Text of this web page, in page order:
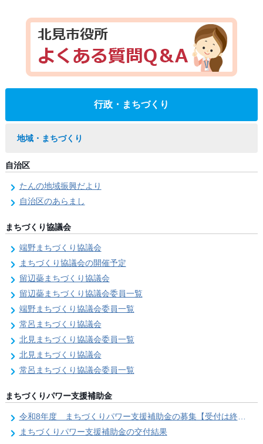
行政・まちづくり
地域・まちづくり
自治区
たんの地域振興だより
自治区のあらまし
まちづくり協議会
端野まちづくり協議会
まちづくり協議会の開催予定
留辺蘂まちづくり協議会
留辺蘂まちづくり協議会委員一覧
端野まちづくり協議会委員一覧
常呂まちづくり協議会
北見まちづくり協議会委員一覧
北見まちづくり協議会
常呂まちづくり協議会委員一覧
まちづくりパワー支援補助金
令和8年度 まちづくりパワー支援補助金の募集【受付は終了しました。】
まちづくりパワー支援補助金の交付結果